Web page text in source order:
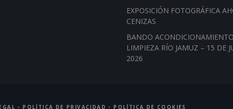
EXPOSICIÓN FOTOGRÁFICA
CENIZAS
BANDO
LIMPIEZA RÍO JAMUZ – 15 DE
2026
• POLÍTICA DE PRIVACIDAD • POLÍTICA DE COOKIES